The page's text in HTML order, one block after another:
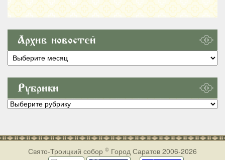
Архив новостей
Архив
новостей
Рубрики
Рубрики
Свято-Троицкий собор © Город Саратов 2006-2026